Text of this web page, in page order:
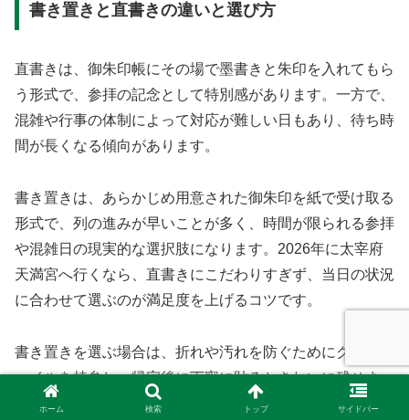
書き置きと直書きの違いと選び方
直書きは、御朱印帳にその場で墨書きと朱印を入れてもら
う形式で、参拝の記念として特別感があります。一方で、
混雑や行事の体制によって対応が難しい日もあり、待ち時
間が長くなる傾向があります。
書き置きは、あらかじめ用意された御朱印を紙で受け取る
形式で、列の進みが早いことが多く、時間が限られる参拝
や混雑日の現実的な選択肢になります。2026年に太宰府
天満宮へ行くなら、直書きにこだわりすぎず、当日の状況
に合わせて選ぶのが満足度を上げるコツです。
書き置きを選ぶ場合は、折れや汚れを防ぐためにクリアフ
ァイルを持参し、帰宅後に丁寧に貼るときれいに残せま
す。ホーム 検索 トップ サイドバー